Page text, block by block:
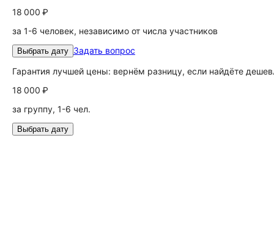
18 000 ₽
за 1-6 человек, независимо от числа участников
Выбрать дату Задать вопрос
Гарантия лучшей цены: вернём разницу, если найдёте
18 000 ₽
за группу, 1-6 чел.
Выбрать дату